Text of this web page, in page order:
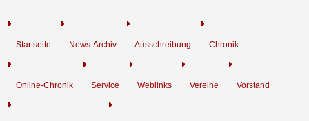
Startseite News-Archiv Ausschreibung Chronik
Online-Chronik Service Weblinks Vereine Vorstand